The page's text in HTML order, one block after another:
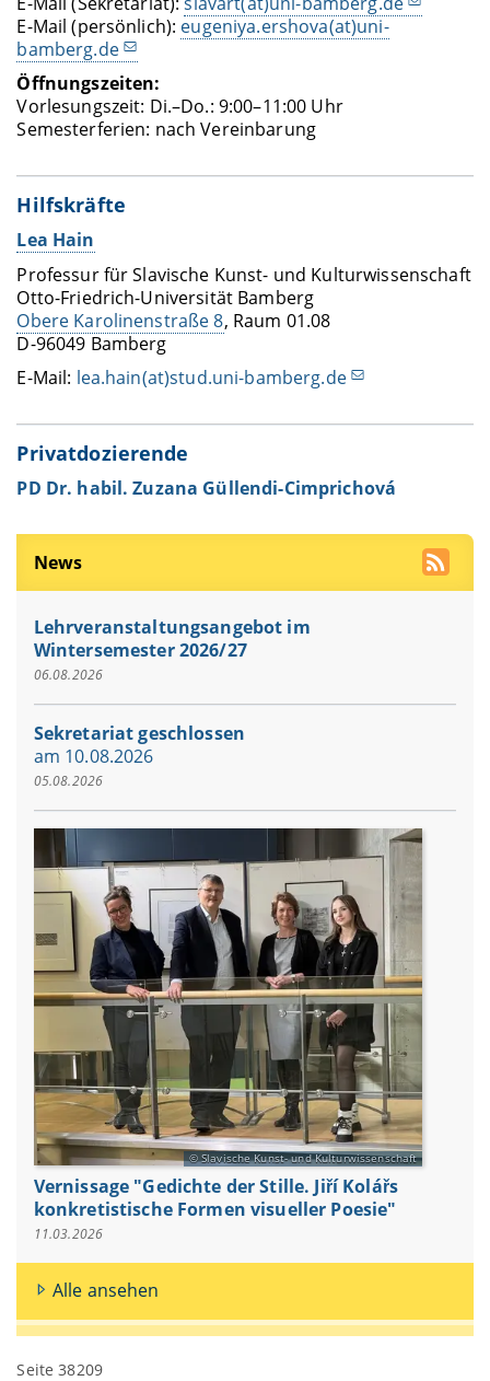
E-Mail (persönlich): eugeniya.ershova(at)uni-
bamberg.de
Öffnungszeiten:
Vorlesungszeit: Di.–Do.: 9:00–11:00 Uhr
Semesterferien: nach Vereinbarung
Hilfskräfte
Lea Hain
Professur für Slavische Kunst- und Kulturwissenschaft
Otto-Friedrich-Universität Bamberg
Obere Karolinenstraße 8, Raum 01.08
D-96049 Bamberg
E-Mail: lea.hain(at)stud.uni-bamberg.de
Privatdozierende
PD Dr. habil. Zuzana Güllendi-Cimprichová
News
Lehrveranstaltungsangebot im
Wintersemester 2026/27
06.08.2026
Sekretariat geschlossen
am 10.08.2026
05.08.2026
Slavische Kunst- und Kulturwissenschaft
Vernissage "Gedichte der Stille. Jiří Kolářs
konkretistische Formen visueller Poesie"
11.03.2026
Alle ansehen
Seite 38209